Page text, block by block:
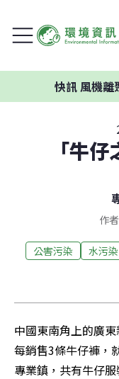
風機離聚落
「牛
作
公害污染 水污染
中國東南角上的廣
每銷售3條牛仔褲，
專業鎮，共有牛仔